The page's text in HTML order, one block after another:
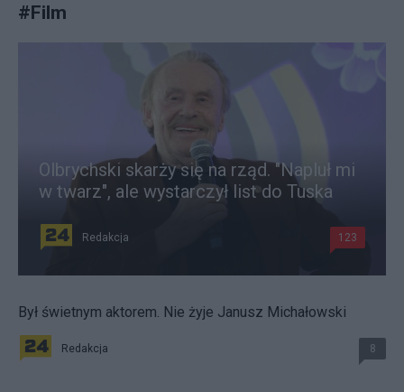
#Film
Olbrychski skarży się na rząd. "Napluł mi
w twarz", ale wystarczył list do Tuska
Redakcja 123
Był świetnym aktorem. Nie żyje Janusz Michałowski
Redakcja 8